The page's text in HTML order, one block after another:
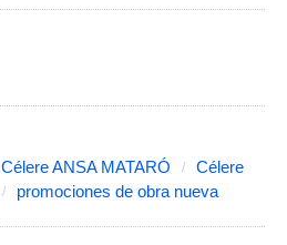
Célere ANSA MATARÓ
Célere
promociones de obra nueva